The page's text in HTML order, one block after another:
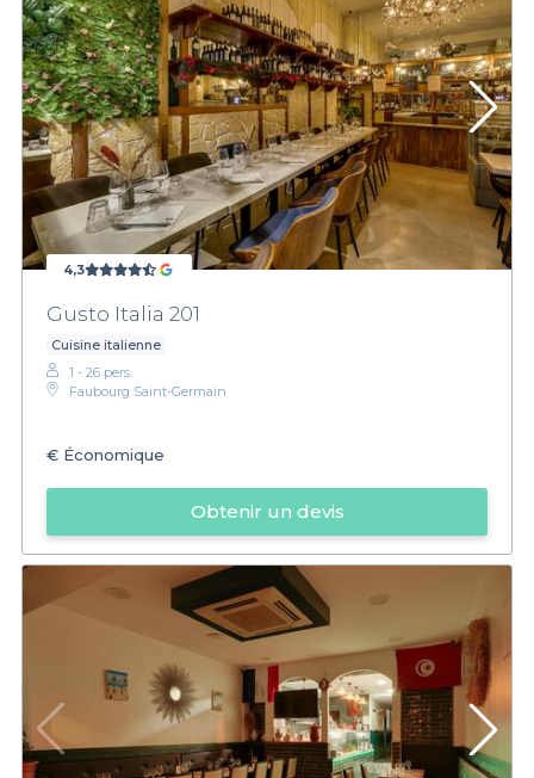
4,3
Gusto Italia 201
Cuisine italienne
1 - 26 pers.
Faubourg Saint-Germain
€ Économique
Obtenir un devis